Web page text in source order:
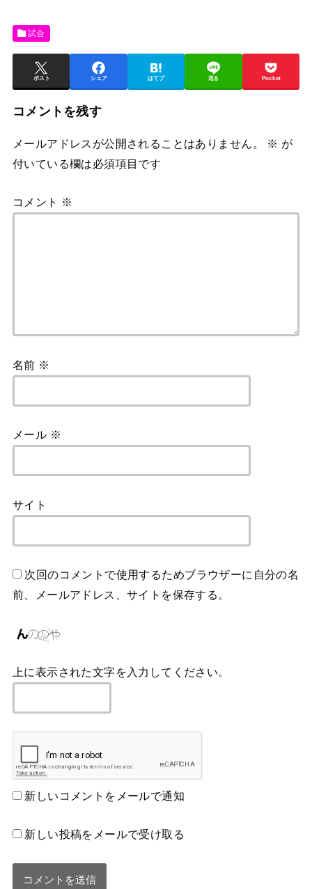
試合
ポスト シェア はてブ 送る Pocket
コメントを残す
メールアドレスが公開されることはありません。 ※ が
付いている欄は必須項目です
コメント ※
名前 ※
メール ※
サイト
次回のコメントで使用するためブラウザーに自分の名
前、メールアドレス、サイトを保存する。
上に表示された文字を入力してください。
新しいコメントをメールで通知
新しい投稿をメールで受け取る